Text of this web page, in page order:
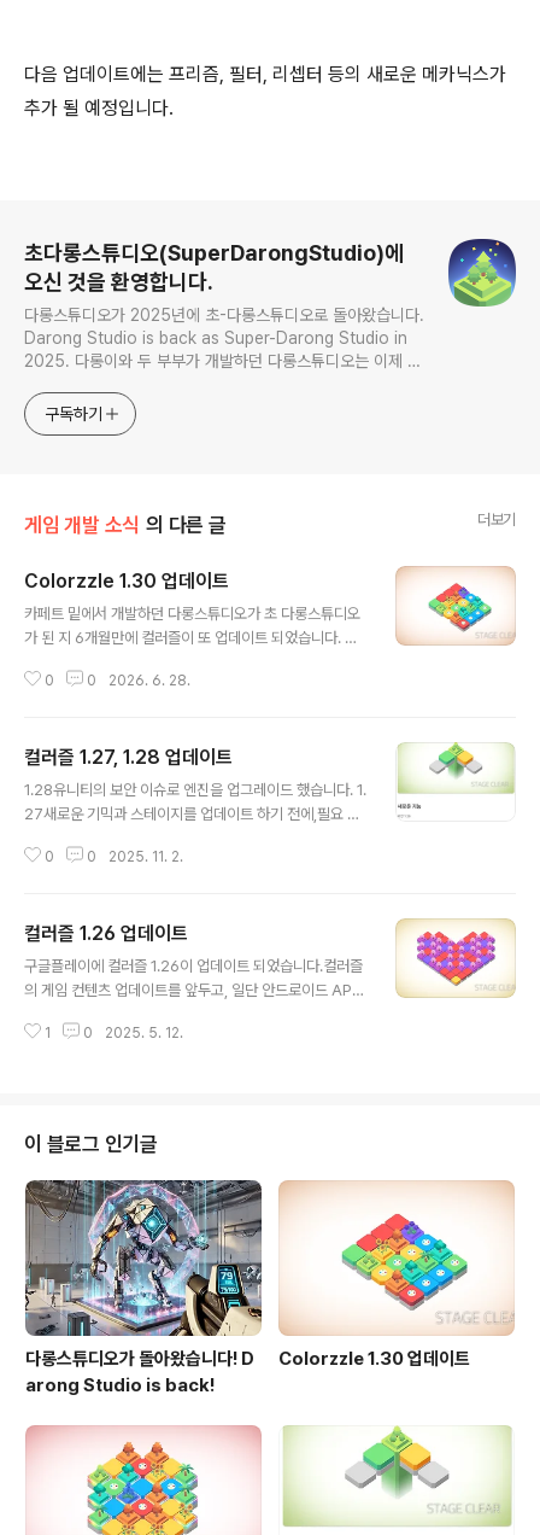
다음 업데이트에는 프리즘, 필터, 리셉터 등의 새로운 메카닉스가
추가 될 예정입니다.
초다롱스튜디오(SuperDarongStudio)에
오신 것을 환영합니다.
다롱스튜디오가 2025년에 초-다롱스튜디오로 돌아왔습니다.
Darong Studio is back as Super-Darong Studio in
2025. 다롱이와 두 부부가 개발하던 다롱스튜디오는 이제 아
which was developed by Darong and two married
couples, now has four members with the birth of
구독하기
게임 개발 소식 의 다른 글 더보기
Colorzzle 1.30 업데이트
카페트 밑에서 개발하던 다롱스튜디오가 초 다롱스튜디오
가 된 지 6개월만에 컬러즐이 또 업데이트 되었습니다. 이
로운 메카닉스가 추가되었습니다.필터 - 특정 색의 레이를
특정 색을 가지고 있고, 누르면 온오프합니다. 모든 스위치
는 위상 변화를 공유합니다. Just six months after Dar
ong Studio—which had been developing under
zzle has been updated again. This time, a massi
0 0 2026. 6. 28.
컬러즐 1.27, 1.28 업데이트
1.28유니티의 보안 이슈로 엔진을 업그레이드 했습니다. 1.
27새로운 기믹과 스테이지를 업데이트 하기 전에,필요 없
0 0 2025. 11. 2.
컬러즐 1.26 업데이트
구글플레이에 컬러즐 1.26이 업데이트 되었습니다.컬러즐
의 게임 컨텐츠 업데이트를 앞두고, 일단 안드로이드 API
을 사용하는 분들이 컬러즐을 제대로 GooglePlay에서
1 0 2025. 5. 12.
이 블로그 인기글
다롱스튜디오가 돌아왔습니다! D
arong Studio is back!
Colorzzle 1.30 업데이트